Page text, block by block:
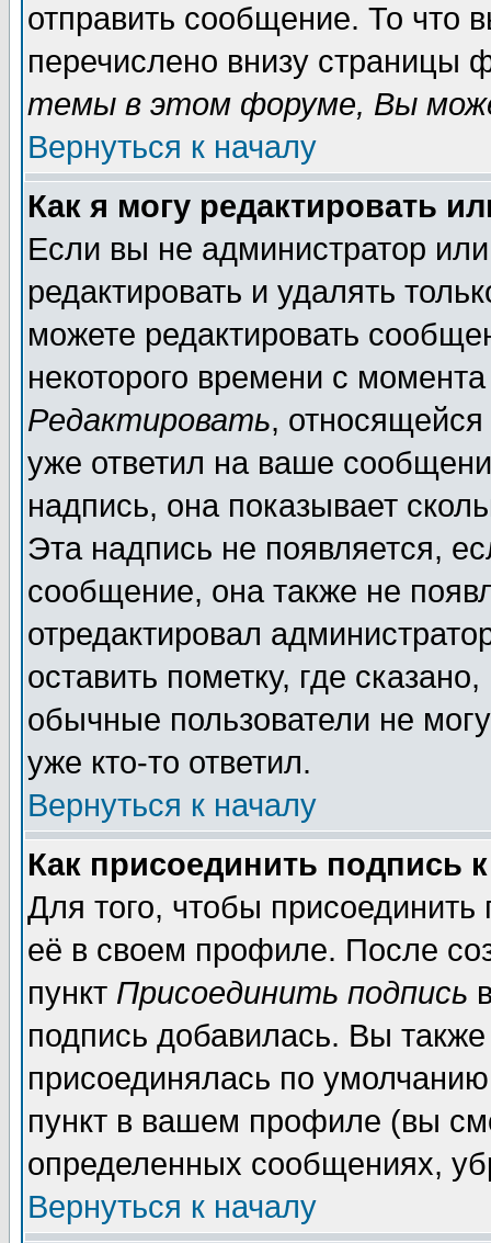
отправить сообщение. То что
перечислено внизу страницы
темы в этом форуме, Вы
Вернуться к началу
Как я могу редактировать
Если вы не администратор
редактировать и удалять
можете редактировать
некоторого времени с
Редактировать,
уже ответил на ваше
надпись, она показывает
Эта надпись не появляется,
сообщение, она также не
отредактировал
оставить пометку, где
обычные пользователи не
уже кто-то ответил.
Вернуться к началу
Как присоединить подпись
Для того, чтобы
её в своем профиле. После
пункт Присоединить подпись
подпись добавилась. Вы
присоединялась по
пункт в вашем профиле (вы
определенных сообщениях,
Вернуться к началу